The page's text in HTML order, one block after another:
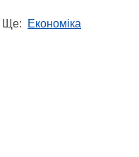
Ще: Економіка